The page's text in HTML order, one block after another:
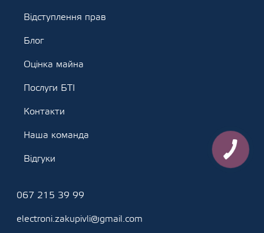
Відступлення прав
Блог
Оцінка майна
Послуги БТІ
Контакти
Наша команда
Відгуки
067 215 39 99
electroni.zakupivli@gmail.com